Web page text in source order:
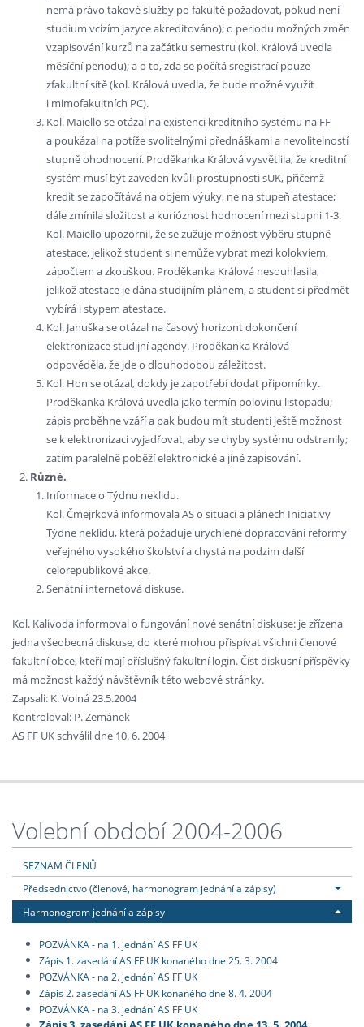
nemá právo takové služby po fakultě požadovat, pokud není
studium vcizím jazyce akreditováno); o periodu možných změn
vzapisování kurzů na začátku semestru (kol. Králová uvedla
měsíční periodu); a o to, zda se počítá sregistrací pouze
zfakultní sítě (kol. Králová uvedla, že bude možné využít
i mimofakultních PC).
Kol. Maiello se otázal na existenci kreditního systému na FF
a poukázal na potíže svolitelnými přednáškami a nevolitelností
stupně ohodnocení. Proděkanka Králová vysvětlila, že kreditní
systém musí být zaveden kvůli prostupnosti sUK, přičemž
kredit se započítává na objem výuky, ne na stupeň atestace;
dále zmínila složitost a kurióznost hodnocení mezi stupni 1-3.
Kol. Maiello upozornil, že se zužuje možnost výběru stupně
atestace, jelikož student si nemůže vybrat mezi kolokviem,
zápočtem a zkouškou. Proděkanka Králová nesouhlasila,
jelikož atestace je dána studijním plánem, a student si předmět
vybírá i stypem atestace.
Kol. Januška se otázal na časový horizont dokončení
elektronizace studijní agendy. Proděkanka Králová
odpověděla, že jde o dlouhodobou záležitost.
Kol. Hon se otázal, dokdy je zapotřebí dodat připomínky.
Proděkanka Králová uvedla jako termín polovinu listopadu;
zápis proběhne vzáří a pak budou mít studenti ještě možnost
se k elektronizaci vyjadřovat, aby se chyby systému odstranily;
zatím paralelně poběží elektronické a jiné zapisování.
Různé.
Informace o Týdnu neklidu.
Kol. Čmejrková informovala AS o situaci a plánech Iniciativy
Týdne neklidu, která požaduje urychlené dopracování reformy
veřejného vysokého školství a chystá na podzim další
celorepublikové akce.
Senátní internetová diskuse.
Kol. Kalivoda informoval o fungování nové senátní diskuse: je zřízena
jedna všeobecná diskuse, do které mohou přispívat všichni členové
fakultní obce, kteří mají příslušný fakultní login. Číst diskusní příspěvky
má možnost každý návštěvník této webové stránky.
Zapsali: K. Volná 23.5.2004
Kontroloval: P. Zemánek
AS FF UK schválil dne 10. 6. 2004
Volební období 2004-2006
SEZNAM ČLENŮ
Předsednictvo (členové, harmonogram jednání a zápisy)
Harmonogram jednání a zápisy
POZVÁNKA - na 1. jednání AS FF UK
Zápis 1. zasedání AS FF UK konaného dne 25. 3. 2004
POZVÁNKA - na 2. jednání AS FF UK
Zápis 2. zasedání AS FF UK konaného dne 8. 4. 2004
POZVÁNKA - na 3. jednání AS FF UK